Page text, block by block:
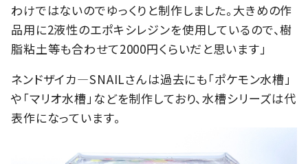
わけではないのでゆっくりと制作しました。大きめの作
品用に2液性のエポキシレジンを使用しているので、樹
脂粘土等も合わせて2000円くらいだと思います」
ネンドザイカ―SNAILさんは過去にも「ポケモン水槽」
や「マリオ水槽」などを制作しており、水槽シリーズは代
表作になっています。